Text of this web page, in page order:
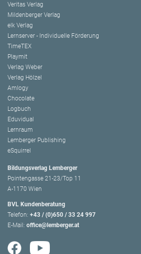
Veritas Verlag
Mildenberger Verlag
elk Verlag
Lernserver - Individuelle Förderung
TimeTEX
Playmit
Verlag Weber
Verlag Hölzel
Amlogy
Chocolate
Logbuch
Eduvidual
Lernraum
Lemberger Publishing
eSquirrel
Bildungsverlag Lemberger
Pointengasse 21-23/Top 11
A-1170 Wien
BVL Kundenberatung
Telefon: +43 / (0)650 / 33 24 997
E-Mail: office@lemberger.at